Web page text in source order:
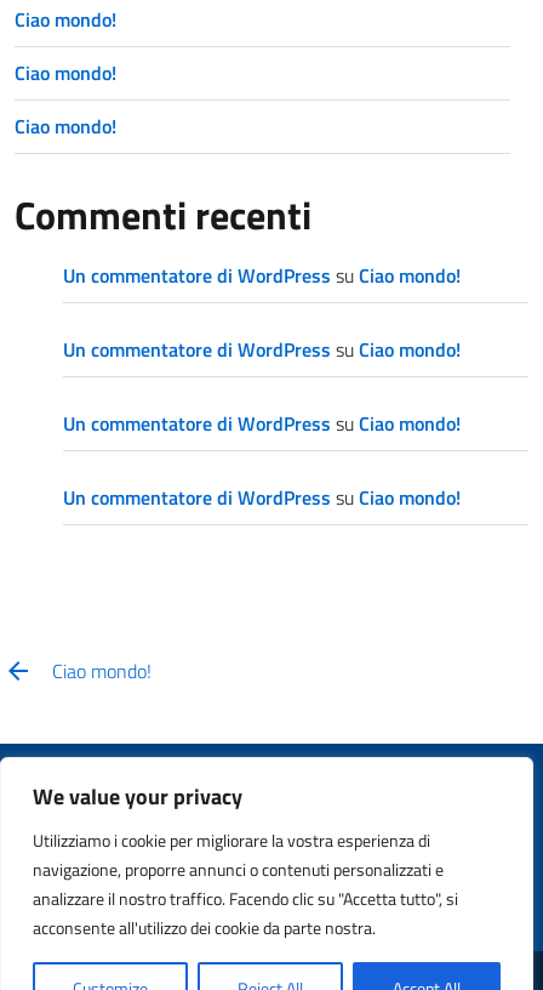
We value your privacy
Utilizziamo i cookie per migliorare la vostra esperienza di
navigazione, proporre annunci o contenuti personalizzati e
analizzare il nostro traffico. Facendo clic su "Accetta tutto", si
acconsente all'utilizzo dei cookie da parte nostra.
Ciao mondo!
Ciao mondo!
Ciao mondo!
Commenti recenti
Un commentatore di WordPress suCiao mondo!
Un commentatore di WordPress suCiao mondo!
Un commentatore di WordPress suCiao mondo!
Un commentatore di WordPress suCiao mondo!
Ciao mondo!
Copyright © 2011 - 2024. All Rights Reserved. Safety21 S.p.A. –
P.IVA 13365760159